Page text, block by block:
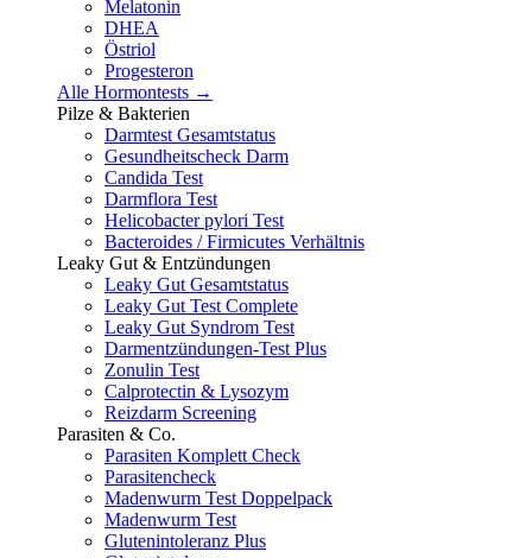
Melatonin
DHEA
Östriol
Progesteron
Alle Hormontests →
Pilze & Bakterien
Darmtest Gesamtstatus
Gesundheitscheck Darm
Candida Test
Darmflora Test
Helicobacter pylori Test
Bacteroides / Firmicutes Verhältnis
Leaky Gut & Entzündungen
Leaky Gut Gesamtstatus
Leaky Gut Test Complete
Leaky Gut Syndrom Test
Darmentzündungen-Test Plus
Zonulin Test
Calprotectin & Lysozym
Reizdarm Screening
Parasiten & Co.
Parasiten Komplett Check
Parasitencheck
Madenwurm Test Doppelpack
Madenwurm Test
Glutenintoleranz Plus